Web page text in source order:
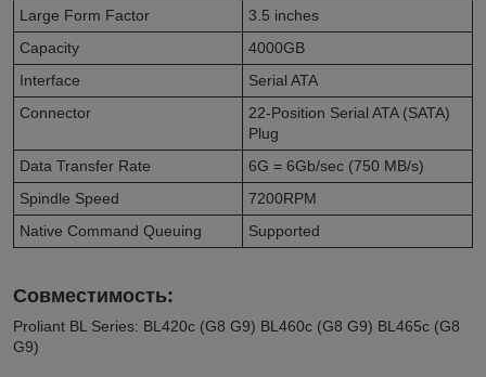
Large Form Factor
3.5 inches
Capacity
4000GB
Interface
Serial ATA
Connector
22-Position Serial ATA (SATA)
Plug
Data Transfer Rate
6G = 6Gb/sec (750 MB/s)
Spindle Speed
7200RPM
Native Command Queuing
Supported
Совместимость:
Proliant BL Series: BL420c (G8 G9) BL460c (G8 G9) BL465c (G8
G9)